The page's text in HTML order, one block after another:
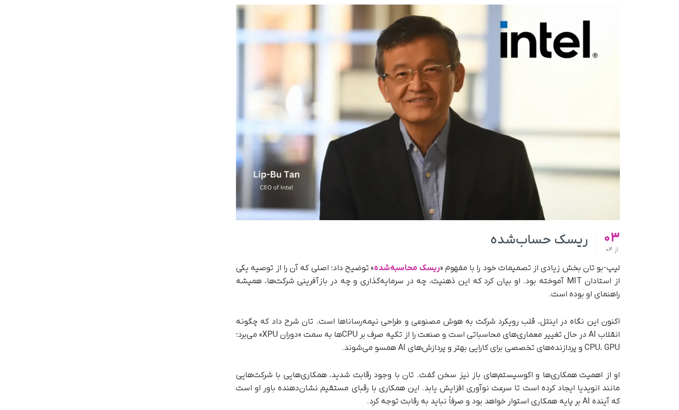
03
از 04
ریسک حساب‌شده
لیپ-بو تان بخش زیادی از تصمیمات خود را با مفهوم «ریسک محاسبه‌شده» توضیح داد؛ اصلی که آن را از توصیه یکی
از استادان MIT آموخته بود. او بیان کرد که این ذهنیت، چه در سرمایه‌گذاری و چه در بازآفرینی شرکت‌ها، همیشه
راهنمای او بوده است.
اکنون این نگاه در اینتل، قلب رویکرد شرکت به هوش مصنوعی و طراحی نیمه‌رساناها است. تان شرح داد که چگونه
انقلاب AI در حال تغییر معماری‌های محاسباتی است و صنعت را از تکیه صرف بر CPUها به سمت «دوران XPU» می‌برد؛
CPU، GPU و پردازنده‌های تخصصی برای کارایی بهتر و پردازش‌های AI همسو می‌شوند.
او از اهمیت همکاری‌ها و اکوسیستم‌های باز نیز سخن گفت. تان با وجود رقابت شدید، همکاری‌هایی با شرکت‌هایی
مانند انویدیا ایجاد کرده است تا سرعت نوآوری افزایش یابد. این همکاری با رقبای مستقیم نشان‌دهنده باور او است
که آینده AI بر پایه همکاری استوار خواهد بود و صرفاً نباید به رقابت توجه کرد.